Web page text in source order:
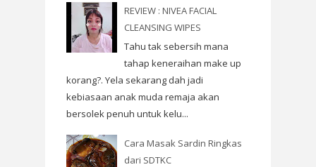
REVIEW : NIVEA FACIAL
CLEANSING WIPES
Tahu tak sebersih mana
tahap keneraihan make up
korang?. Yela sekarang dah jadi
kebiasaan anak muda remaja akan
bersolek penuh untuk kelu...
Cara Masak Sardin Ringkas
dari SDTKC